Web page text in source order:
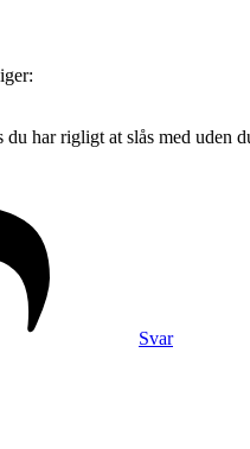
du har rigligt at slås med
Svar